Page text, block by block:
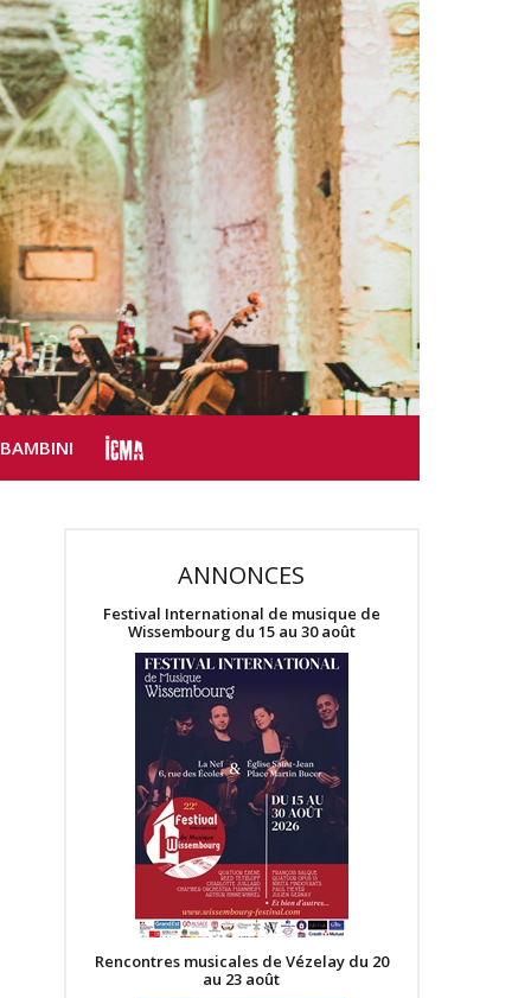
ANNONCES
Festival International de musique de
Wissembourg du 15 au 30 août
Rencontres musicales de Vézelay du 20
au 23 août